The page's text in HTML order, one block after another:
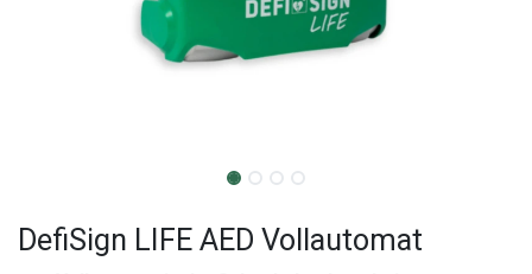
DefiSign LIFE AED Vollautomat